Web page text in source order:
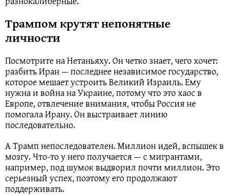
Трампом крутят непонятные
личности
Посмотрите на Нетаньяху. Он четко знает, чего хочет:
разбить Иран — последнее независимое государство,
которое мешает устроить Великий Израиль. Ему
нужна и война на Украине, потому что это хаос в
Европе, отвлечение внимания, чтобы Россия не
помогала Ирану. Он выстраивает линию
последовательно.
А Трамп непоследователен. Миллион идей, вспышек в
мозгу. Что-то у него получается — с мигрантами,
например, под шумок выдворил почти миллион. Это
серьезный успех, поэтому его продолжают
поддерживать.